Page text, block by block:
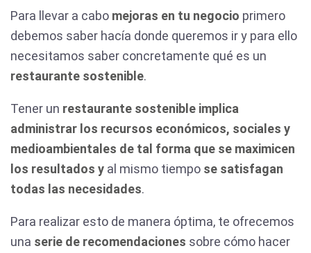
Para llevar a cabo mejoras en tu negocio primero
debemos saber hacía donde queremos ir y para ello
necesitamos saber concretamente qué es un
restaurante sostenible.
Tener un restaurante sostenible implica
administrar los recursos económicos, sociales y
medioambientales de tal forma que se maximicen
los resultados y al mismo tiempo se satisfagan
todas las necesidades.
Para realizar esto de manera óptima, te ofrecemos
una serie de recomendaciones sobre cómo hacer